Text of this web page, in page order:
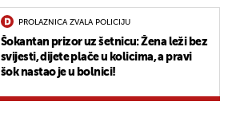
PROLAZNICA ZVALA POLICIJU
Šokantan prizor uz šetnicu: Žena leži bez
svijesti, dijete plače u kolicima, a pravi
šok nastao je u bolnici!